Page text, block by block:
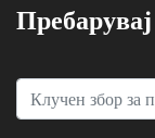
Пребарувај